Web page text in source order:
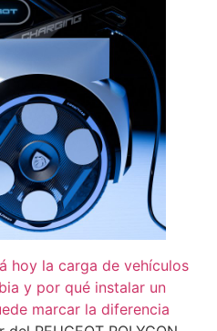
hoy la carga de vehículos
y por qué instalar un
marcar la diferencia